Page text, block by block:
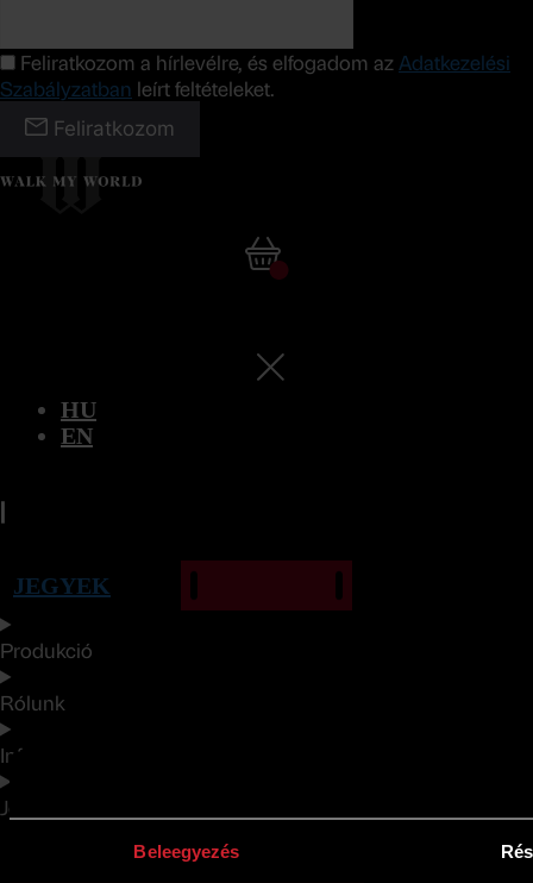
Beleegyezés
Feliratkozom a hírlevélre, és elfogadom az Adatkezelési
Szabályzatban leírt feltételeket.
Feliratkozom
HU
EN
|
JEGYEK
Produkció
Rólunk
Info
Jegyvásárlás